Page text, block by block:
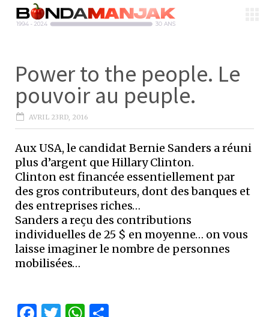
Power to the people. Le
pouvoir au peuple.
AVRIL 23RD, 2016
Aux USA, le candidat Bernie Sanders a réuni
plus d’argent que Hillary Clinton.
Clinton est financée essentiellement par
des gros contributeurs, dont des banques et
des entreprises riches…
Sanders a reçu des contributions
individuelles de 25 $ en moyenne… on vous
laisse imaginer le nombre de personnes
mobilisées…